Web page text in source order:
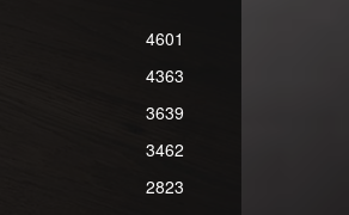
4601
4363
3639
3462
2823